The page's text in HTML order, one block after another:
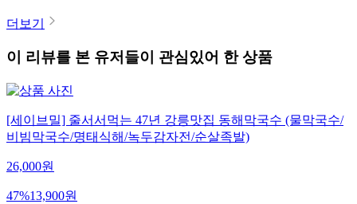
더보기
이 리뷰를 본 유저들이 관심있어 한 상품
[세이브밀] 줄서서먹는 47년 강릉맛집 동해막국수 (물막국수/
비빔막국수/명태식해/녹두감자전/순살족발)
26,000원
47%13,900원